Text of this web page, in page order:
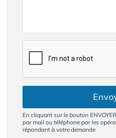
En cliquant sur le bouton
par mail ou téléphone par les
répondant à votre demande